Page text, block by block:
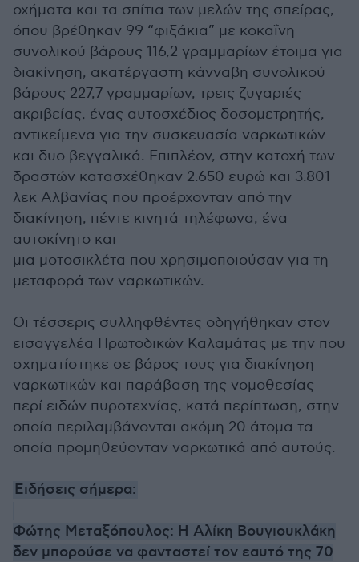
οχήματα και τα σπίτια των μελών της σπείρας,
όπου βρέθηκαν 99 “φιξάκια” με κοκαΐνη
συνολικού βάρους 116,2 γραμμαρίων έτοιμα για
διακίνηση, ακατέργαστη κάνναβη συνολικού
βάρους 227,7 γραμμαρίων, τρεις ζυγαριές
ακριβείας, ένας αυτοσχέδιος δοσομετρητής,
αντικείμενα για την συσκευασία ναρκωτικών
και δυο βεγγαλικά. Επιπλέον, στην κατοχή των
δραστών κατασχέθηκαν 2.650 ευρώ και 3.801
λεκ Αλβανίας που προέρχονταν από την
διακίνηση, πέντε κινητά τηλέφωνα, ένα
αυτοκίνητο και
μια μοτοσικλέτα που χρησιμοποιούσαν για τη
μεταφορά των ναρκωτικών.
Οι τέσσερις συλληφθέντες οδηγήθηκαν στον
εισαγγελέα Πρωτοδικών Καλαμάτας με την που
σχηματίστηκε σε βάρος τους για διακίνηση
ναρκωτικών και παράβαση της νομοθεσίας
περί ειδών πυροτεχνίας, κατά περίπτωση, στην
οποία περιλαμβάνονται ακόμη 20 άτομα τα
οποία προμηθεύονταν ναρκωτικά από αυτούς.
Ειδήσεις σήμερα:
Φώτης Μεταξόπουλος: Η Αλίκη Βουγιουκλάκη
δεν μπορούσε να φανταστεί τον εαυτό της 70